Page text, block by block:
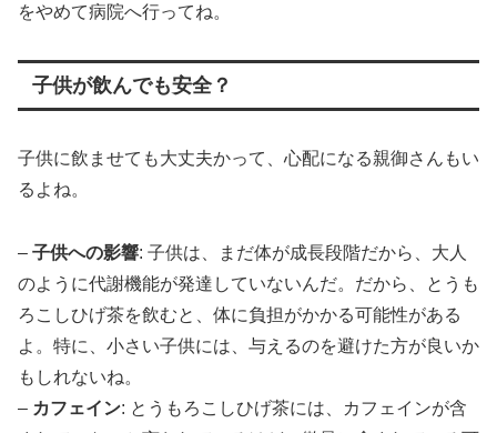
をやめて病院へ行ってね。
子供が飲んでも安全？
子供に飲ませても大丈夫かって、心配になる親御さんもい
るよね。
– 子供への影響: 子供は、まだ体が成長段階だから、大人
のように代謝機能が発達していないんだ。だから、とうも
ろこしひげ茶を飲むと、体に負担がかかる可能性がある
よ。特に、小さい子供には、与えるのを避けた方が良いか
もしれないね。
– カフェイン: とうもろこしひげ茶には、カフェインが含